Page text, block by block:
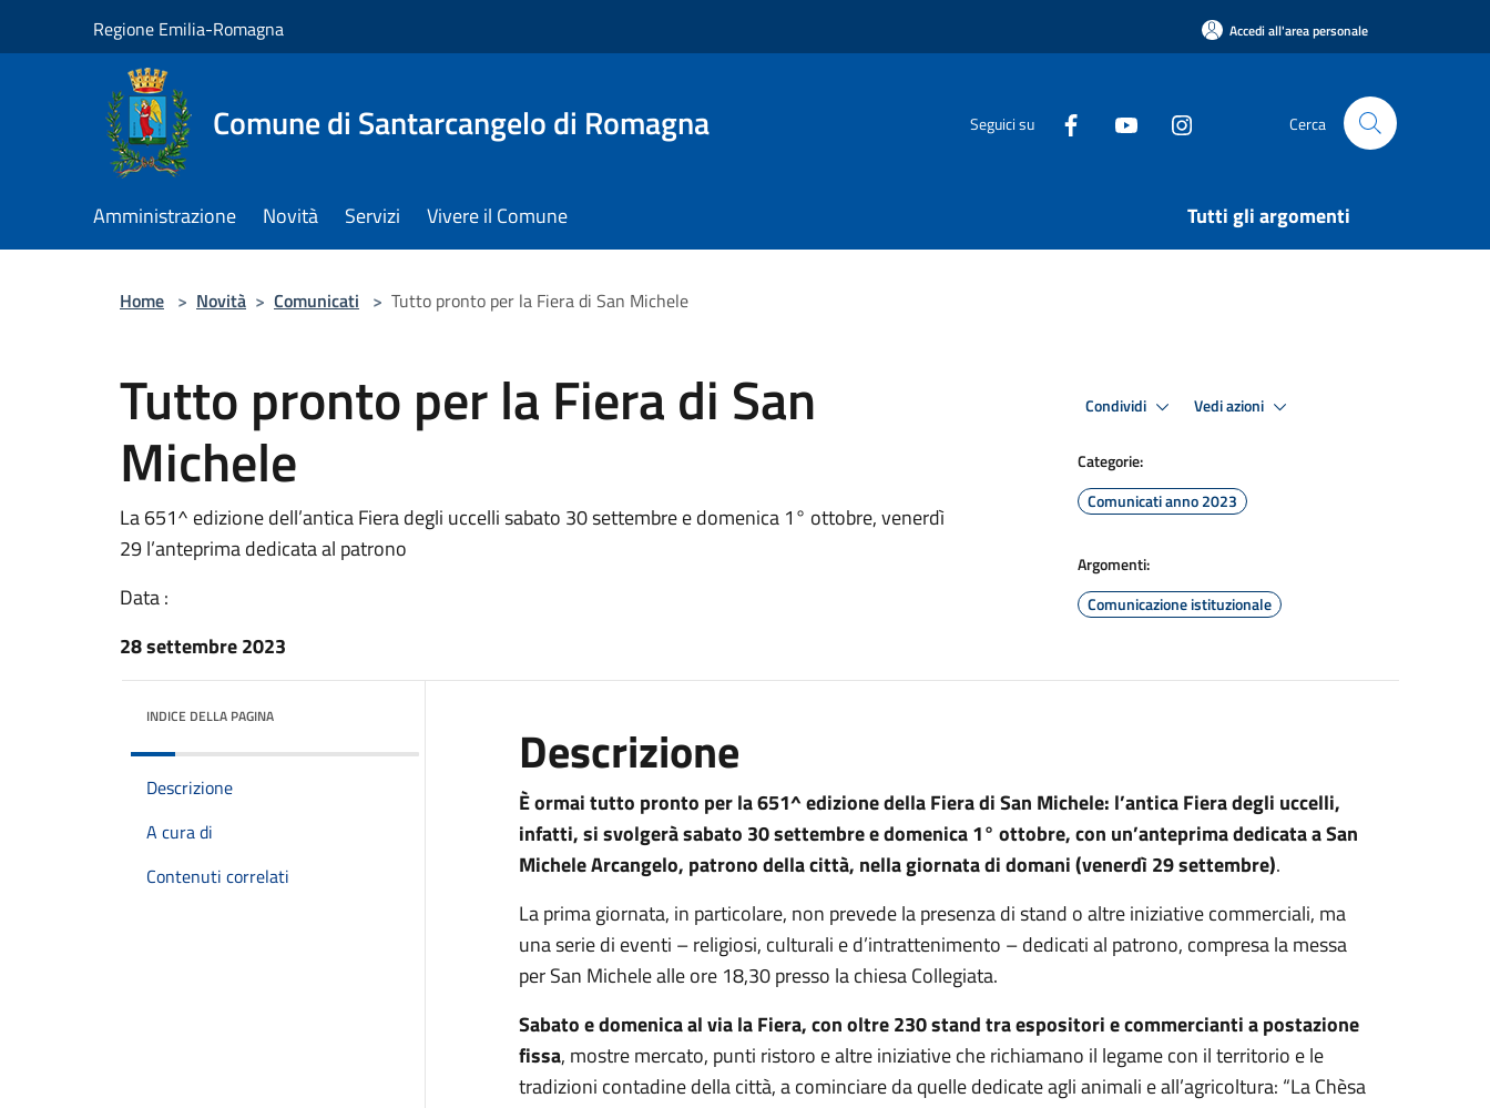
Regione Emilia-Romagna Accedi all'area personale
Comune di Santarcangelo di Romagna Seguici su Cerca
Amministrazione Novità Servizi Vivere il Comune Tutti gli argomenti
Home > Novità > Comunicati > Tutto pronto per la Fiera di San Michele
Tutto pronto per la Fiera di San
Michele
La 651^ edizione dell’antica Fiera degli uccelli sabato 30 settembre e domenica 1° ottobre, venerdì
29 l’anteprima dedicata al patrono
Data :
28 settembre 2023
Condividi Vedi azioni
Categorie:
Comunicati anno 2023
Argomenti:
Comunicazione istituzionale
INDICE DELLA PAGINA
Descrizione
A cura di
Contenuti correlati
Descrizione
È ormai tutto pronto per la 651^ edizione della Fiera di San Michele: l’antica Fiera degli uccelli,
infatti, si svolgerà sabato 30 settembre e domenica 1° ottobre, con un’anteprima dedicata a San
Michele Arcangelo, patrono della città, nella giornata di domani (venerdì 29 settembre).
La prima giornata, in particolare, non prevede la presenza di stand o altre iniziative commerciali, ma
una serie di eventi – religiosi, culturali e d’intrattenimento – dedicati al patrono, compresa la messa
per San Michele alle ore 18,30 presso la chiesa Collegiata.
Sabato e domenica al via la Fiera, con oltre 230 stand tra espositori e commercianti a postazione
fissa, mostre mercato, punti ristoro e altre iniziative che richiamano il legame con il territorio e le
tradizioni contadine della città, a cominciare da quelle dedicate agli animali e all’agricoltura: “La Chèsa